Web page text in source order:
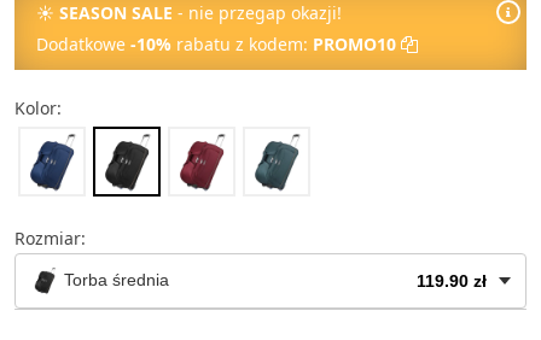
☀ SEASON SALE - nie przegap okazji!
Dodatkowe -10% rabatu z kodem: PROMO10
Kolor:
Rozmiar:
Torba średnia 119.90 zł